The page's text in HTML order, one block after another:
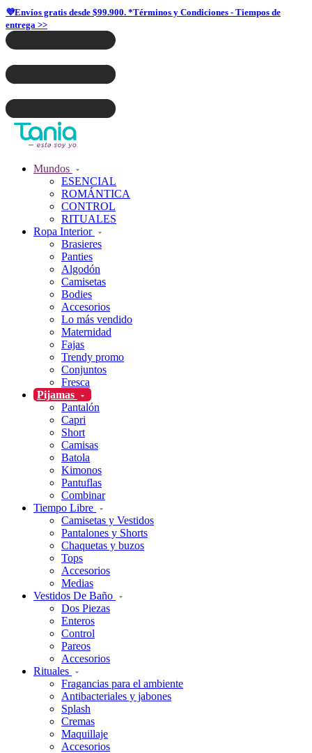
💜Envíos gratis desde $99.900. *Términos y Condiciones - Tiempos de
entrega >>
Mundos
ESENCIAL
ROMÁNTICA
CONTROL
RITUALES
Ropa Interior
Brasieres
Panties
Algodón
Camisetas
Bodies
Accesorios
Lo más vendido
Maternidad
Fajas
Trendy promo
Conjuntos
Fresca
Pijamas
Pantalón
Capri
Short
Camisas
Batola
Kimonos
Pantuflas
Combinar
Tiempo Libre
Camisetas y Vestidos
Pantalones y Shorts
Chaquetas y buzos
Tops
Accesorios
Medias
Vestidos De Baño
Dos Piezas
Enteros
Control
Pareos
Accesorios
Rituales
Fragancias para el ambiente
Antibacteriales y jabones
Splash
Cremas
Maquillaje
Accesorios